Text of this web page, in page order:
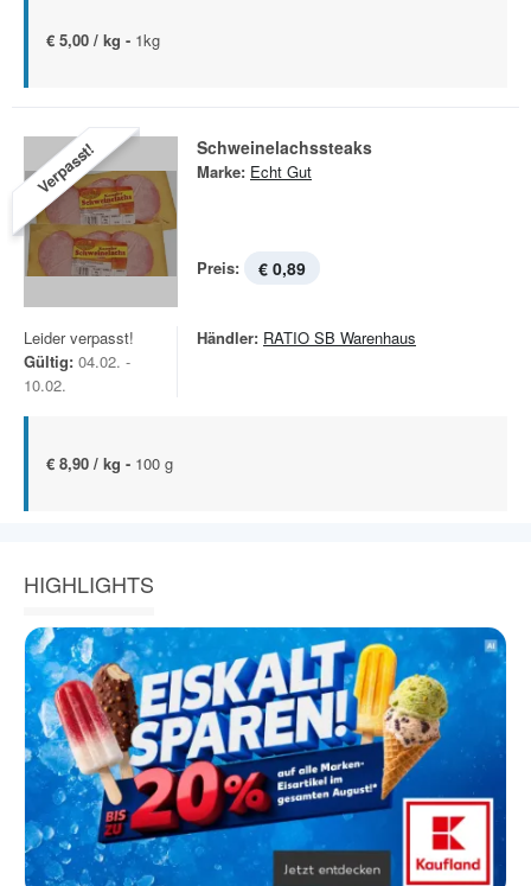
€ 5,00 / kg - 1kg
Verpasst! Schweinelachssteaks
Marke: Echt Gut
Preis: € 0,89
Leider verpasst!
Gültig: 04.02. -
10.02.
Händler: RATIO SB Warenhaus
€ 8,90 / kg - 100 g
HIGHLIGHTS